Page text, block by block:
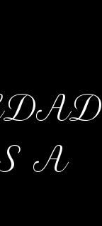
A